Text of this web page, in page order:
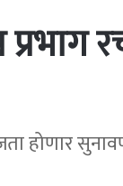
होणार